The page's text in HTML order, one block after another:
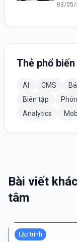
03/05/
Thẻ phổ biến
AI CMS
Biên tập
Analytics
Bài viết
tâm
Lập trình